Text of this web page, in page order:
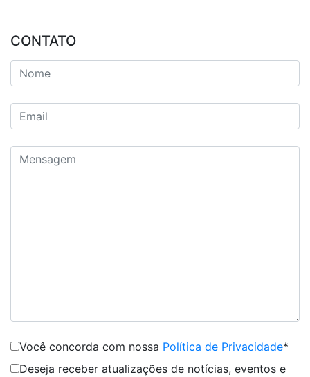
CONTATO
Você concorda com nossa Política de Privacidade*
Deseja receber atualizações de notícias, eventos e